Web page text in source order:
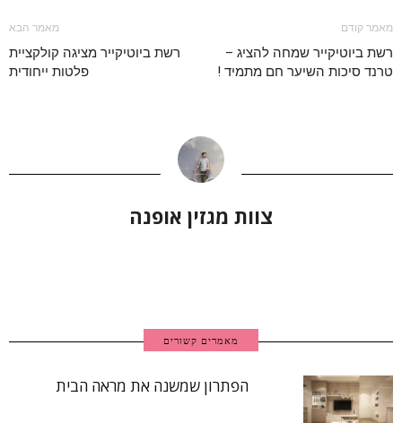
מאמר קודם
רשת ביוטיקייר שמחה להציג –
טרנד סיכות השיער חם מתמיד !
מאמר הבא
רשת ביוטיקייר מציגה קולקציית
פלטות ייחודית
צוות מגזין אופנה
מאמרים קשורים
הפתרון שמשנה את מראה הבית